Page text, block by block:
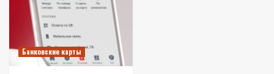
Банковские карты